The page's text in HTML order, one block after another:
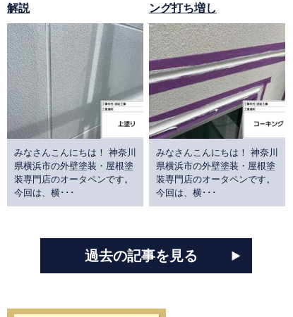
解説
みなさんこんにちは！ 神奈川
県横浜市の外壁塗装・屋根塗
装専門店のオータペンです。
今回は、横･･･
ング打ち増し
みなさんこんにちは！ 神奈川
県横浜市の外壁塗装・屋根塗
装専門店のオータペンです。
今回は、横･･･
過去の記事を見る